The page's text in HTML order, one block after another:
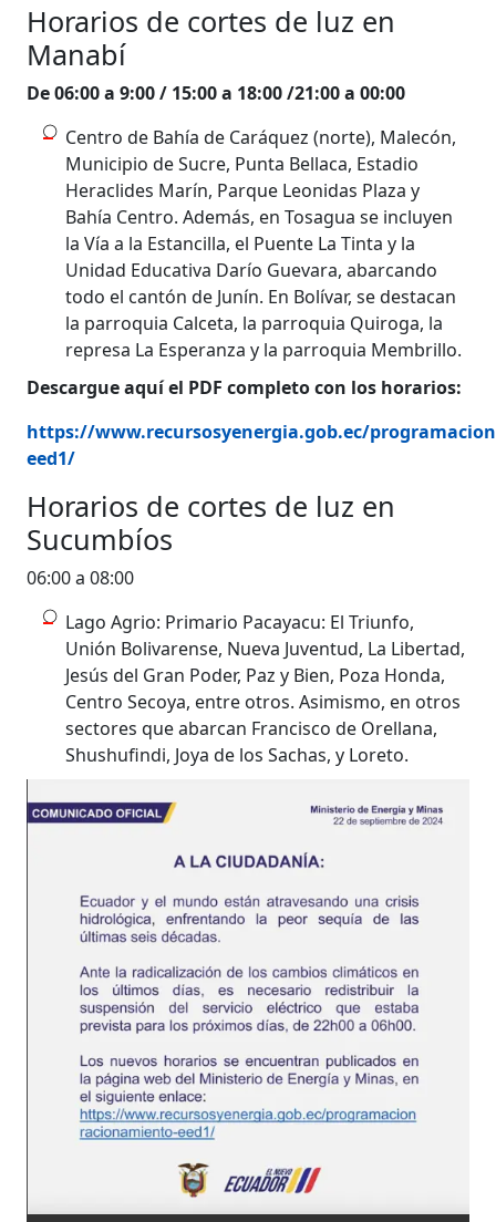
Horarios de cortes de luz en
Manabí
De 06:00 a 9:00 / 15:00 a 18:00 /21:00 a 00:00
Centro de Bahía de Caráquez (norte), Malecón,
Municipio de Sucre, Punta Bellaca, Estadio
Heraclides Marín, Parque Leonidas Plaza y
Bahía Centro. Además, en Tosagua se incluyen
la Vía a la Estancilla, el Puente La Tinta y la
Unidad Educativa Darío Guevara, abarcando
todo el cantón de Junín. En Bolívar, se destacan
la parroquia Calceta, la parroquia Quiroga, la
represa La Esperanza y la parroquia Membrillo.
Descargue aquí el PDF completo con los horarios:
https://www.recursosyenergia.gob.ec/
eed1/
Horarios de cortes de luz en
Sucumbíos
06:00 a 08:00
Lago Agrio: Primario Pacayacu: El Triunfo,
Unión Bolivarense, Nueva Juventud, La Libertad,
Jesús del Gran Poder, Paz y Bien, Poza Honda,
Centro Secoya, entre otros. Asimismo, en otros
sectores que abarcan Francisco de Orellana,
Shushufindi, Joya de los Sachas, y Loreto.